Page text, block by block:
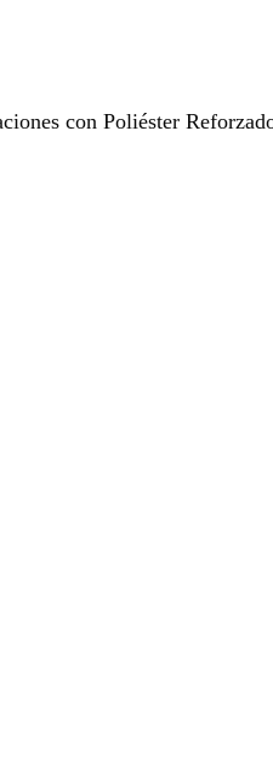
con Poliéster